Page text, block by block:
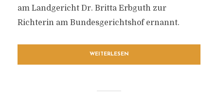
am Landgericht Dr. Britta Erbguth zur
Richterin am Bundesgerichtshof ernannt.
WEITERLESEN